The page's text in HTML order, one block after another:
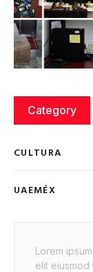
Category
CULTURA
UAEMÉX
Lorem
elit